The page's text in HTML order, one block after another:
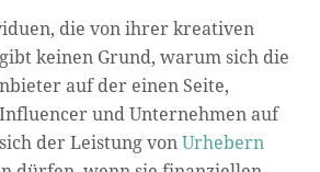
die von ihrer kreativen
keinen Grund, warum sich die
auf der einen Seite,
und Unternehmen auf
der Leistung vonUrhebern